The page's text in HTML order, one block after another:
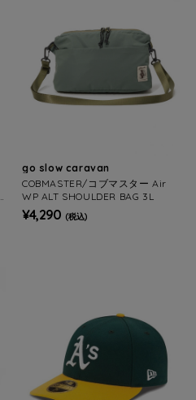
go slow caravan
COBMASTER/コブマスター Air
WP ALT SHOULDER BAG 3L
¥4,290 (税込)